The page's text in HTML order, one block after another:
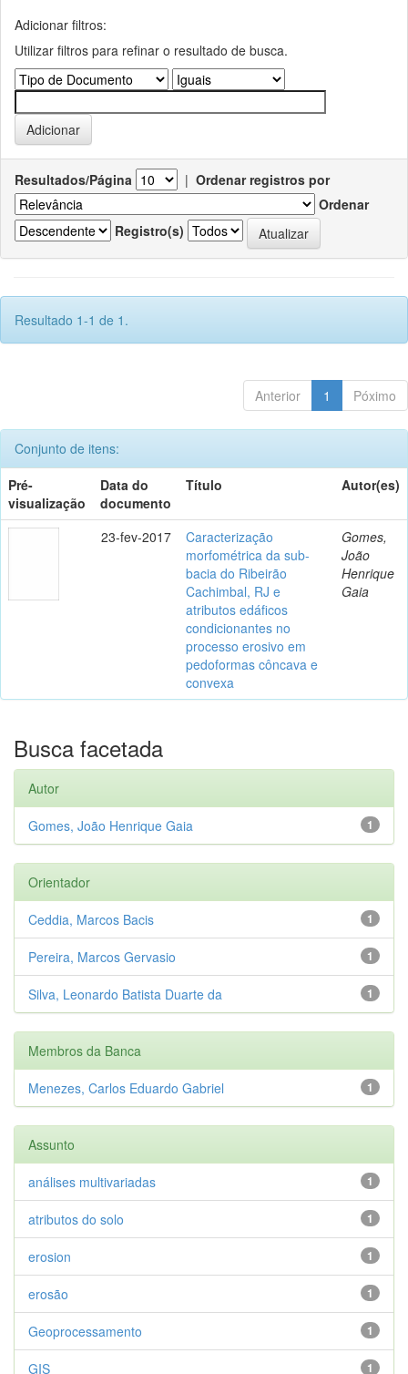
Adicionar filtros:
Utilizar filtros para refinar o resultado de busca.
Resultados/Página | Ordenar registros por
Ordenar
Registro(s)
Resultado 1-1 de 1.
Anterior 1 Póximo
Conjunto de itens:
Pré-
visualização
Data do
documento
Título Autor(es)
23-fev-2017
Caracterização
morfométrica da sub-
bacia do Ribeirão
Cachimbal, RJ e
atributos edáficos
condicionantes no
processo erosivo em
pedoformas côncava e
convexa
Gomes,
João
Henrique
Gaia
Busca facetada
Autor
1
Gomes, João Henrique Gaia
Orientador
1
Ceddia, Marcos Bacis
1
Pereira, Marcos Gervasio
1
Silva, Leonardo Batista Duarte da
Membros da Banca
1
Menezes, Carlos Eduardo Gabriel
Assunto
1
análises multivariadas
1
atributos do solo
1
erosion
1
erosão
1
Geoprocessamento
1
GIS